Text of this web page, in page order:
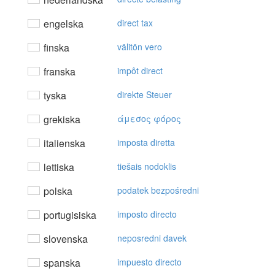
engelska direct tax
finska välitön vero
franska impôt direct
tyska direkte Steuer
grekiska άμεσoς φόρoς
italienska imposta diretta
lettiska tiešais nodoklis
polska podatek bezpośredni
portugisiska imposto directo
slovenska neposredni davek
spanska impuesto directo